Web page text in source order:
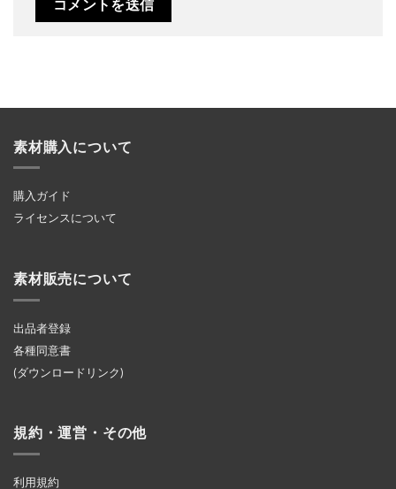
素材購入について
購入ガイド
ライセンスについて
素材販売について
出品者登録
各種同意書
(ダウンロードリンク)
規約・運営・その他
利用規約